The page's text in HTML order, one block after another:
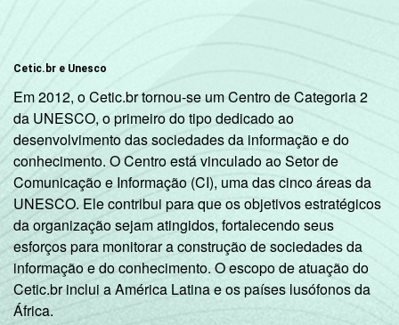
Cetic.br e Unesco
Em 2012, o Cetic.br tornou-se um Centro de Categoria 2
da UNESCO, o primeiro do tipo dedicado ao
desenvolvimento das sociedades da informação e do
conhecimento. O Centro está vinculado ao Setor de
Comunicação e Informação (CI), uma das cinco áreas da
UNESCO. Ele contribui para que os objetivos estratégicos
da organização sejam atingidos, fortalecendo seus
esforços para monitorar a construção de sociedades da
informação e do conhecimento. O escopo de atuação do
Cetic.br inclui a América Latina e os países lusófonos da
África.